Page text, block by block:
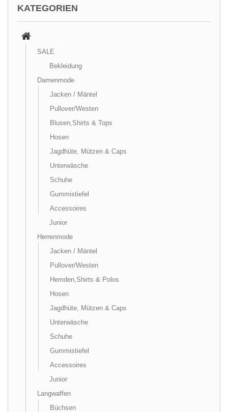
KATEGORIEN
SALE
Bekleidung
Damenmode
Jacken / Mäntel
Pullover/Westen
Blusen,Shirts & Tops
Hosen
Jagdhüte, Mützen & Caps
Unterwäsche
Schuhe
Gummistiefel
Accessoires
Junior
Herrenmode
Jacken / Mäntel
Pullover/Westen
Hemden,Shirts & Polos
Hosen
Jagdhüte, Mützen & Caps
Unterwäsche
Schuhe
Gummistiefel
Accessoires
Junior
Langwaffen
Büchsen